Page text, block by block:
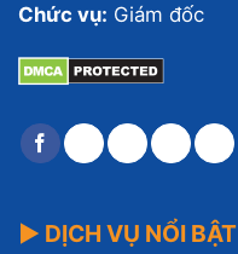
Chức vụ: Giám đốc
▶ DỊCH VỤ NỔI BẬT